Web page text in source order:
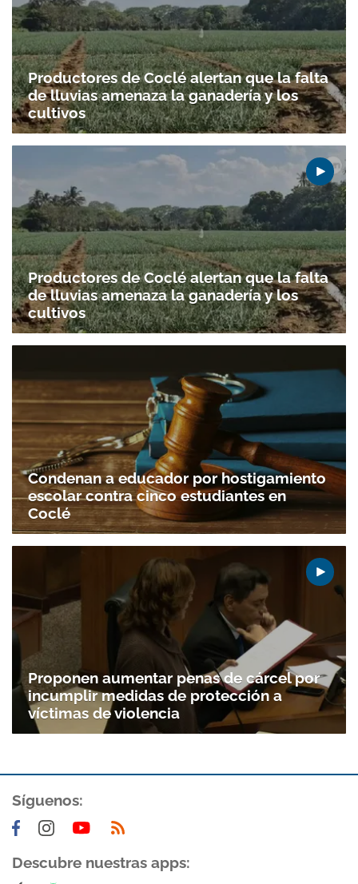
Gracias por suscribirte a nuestro boletín.
ACEPTAR
Productores de Coclé alertan que la falta
de lluvias amenaza la ganadería y los
cultivos
Productores de Coclé alertan que la falta
de lluvias amenaza la ganadería y los
cultivos
Condenan a educador por hostigamiento
escolar contra cinco estudiantes en
Coclé
Proponen aumentar penas de cárcel por
incumplir medidas de protección a
víctimas de violencia
Síguenos:
Descubre nuestras apps: